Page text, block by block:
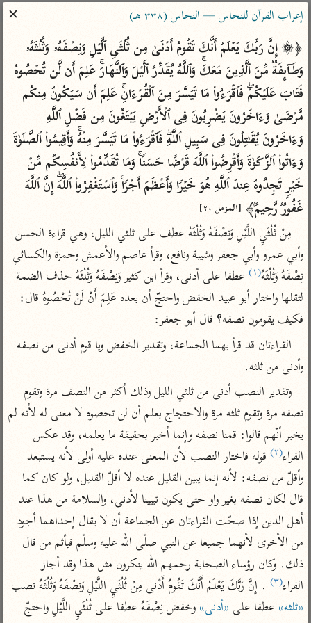
ساهم معنا في نشر القرآن والعلم الشرعي
الباحث القرآني
بحث تفسير علوم مصاحف معاجم
Type 2 or more characters for results.
Type 1 or more
characters for results.
أمّهات
تفسير الطبري
تفسير ابن كثير
تفسير القرطبي
تفسير البغوي
جمع الأقوال
تفسير ابن الجوزي
تفسير الماوردي
منتقاة
تفسير ابن القيم
تفسير ابن تيمية
عامّة
تفسير السمعاني
تفسير مكّي
محاسن التأويل
للقاسمي
تفسير الثعالبي
عامّة
فتح البيان للقنوجي
فتح القدير للشوكاني
تفسير ابن جزي
موسوعات
تفسير الآلوسي
تفسير الرازي
أخرى
أضواء البيان
نظم الدرر للبقاعي
لغة وبلاغة
التحرير والتنوير
المحرر الوجيز لابن
عطية
البحر المحيط لأبي
حيان
البسيط للواحدي
معاصرة
الميسر
التفسير
تفسير السعدي
أيسر التفاسير
القرآن – تدبر وعمل
تفسير ابن عثيمين
مركَّزة العبارة
تفسير الجلالين
جامع البيان للإيجي
تفسير البيضاوي
تفسير النسفي
الوجيز للواحدي
تفسير ابن أبي زمنين
آثار
موسوعة التفسير
المأثور
إعراب القرآن للنحاس — النحاس (٣٣٨ هـ)
✕
غَفُورࣱ رَّحِیمُۢ﴾ [المزمل ٢٠]
نِصْفَهُ وَثُلُثَهُ(١)
فكيف يقومون نصفه؟ قال أبو جعفر:
وأدنى من ثلثه.
الفراء(٢)
ذلك. وكان رؤساء الصحابة رحمهم الله ينكرون مثل هذا وقد أجاز
الفراء(٣)
. إِنَّ رَبَّكَ يَعْلَمُ أَنَّكَ تَقُومُ أَدْنى مِنْ ثُلُثَيِ اللَّيْلِ وَنِصْفَهُ وَثُلُثَهُ نصب
«ثلثه» عطفا على «أدنى»